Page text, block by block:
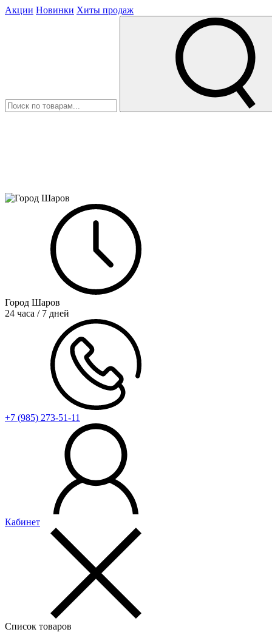
Акции Новинки Хиты продаж
Город Шаров
24 часа / 7 дней
+7 (985) 273-51-11
Кабинет
Список товаров